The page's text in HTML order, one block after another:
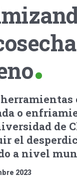
o
de
el
a nivel
2023